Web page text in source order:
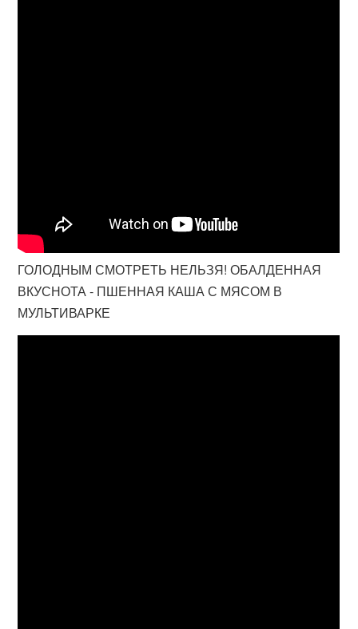
ГОЛОДНЫМ СМОТРЕТЬ НЕЛЬЗЯ! ОБАЛДЕННАЯ
ВКУСНОТА - ПШЕННАЯ КАША С МЯСОМ В
МУЛЬТИВАРКЕ